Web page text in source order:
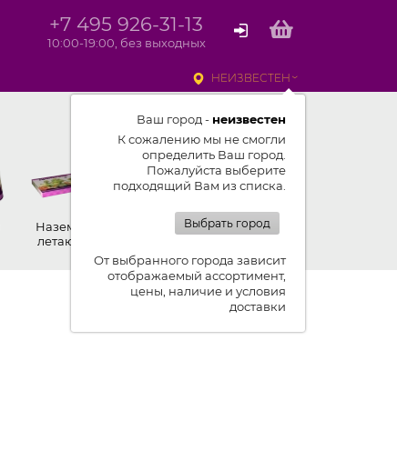
+7 495 926-31-13
10:00-19:00, без выходных
НЕИЗВЕСТЕН
Ваш город - неизвестен
К сожалению мы не смогли
определить Ваш город.
Пожалуйста выберите
подходящий Вам из списка.
Выбрать город
От выбранного города зависит
отображаемый ассортимент,
цены, наличие и условия
доставки
Наземные,
летающие
Петарды